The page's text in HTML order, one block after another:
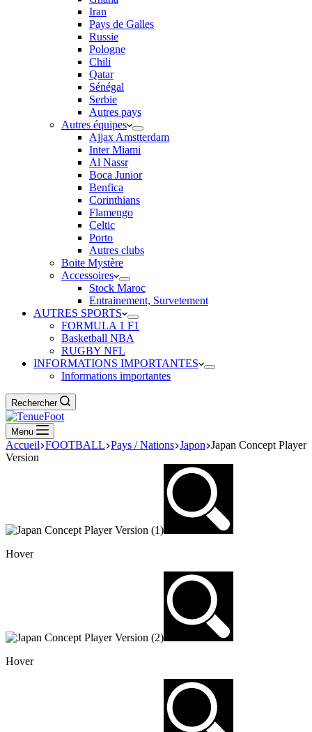
Iran
Pays de Galles
Russie
Pologne
Chili
Qatar
Sénégal
Serbie
Autres pays
Autres équipes
Ajjax Amstterdam
Inter Miami
Al Nassr
Boca Junior
Benfica
Corinthians
Flamengo
Celtic
Porto
Autres clubs
Boite Mystère
Accessoires
Stock Maroc
Entrainement, Survetement
AUTRES SPORTS
FORMULA 1 F1
Basketball NBA
RUGBY NFL
INFORMATIONS IMPORTANTES
Informations importantes
Rechercher
Menu
Accueil FOOTBALL Pays / Nations Japon Japan Concept Player
Version
Hover
Hover